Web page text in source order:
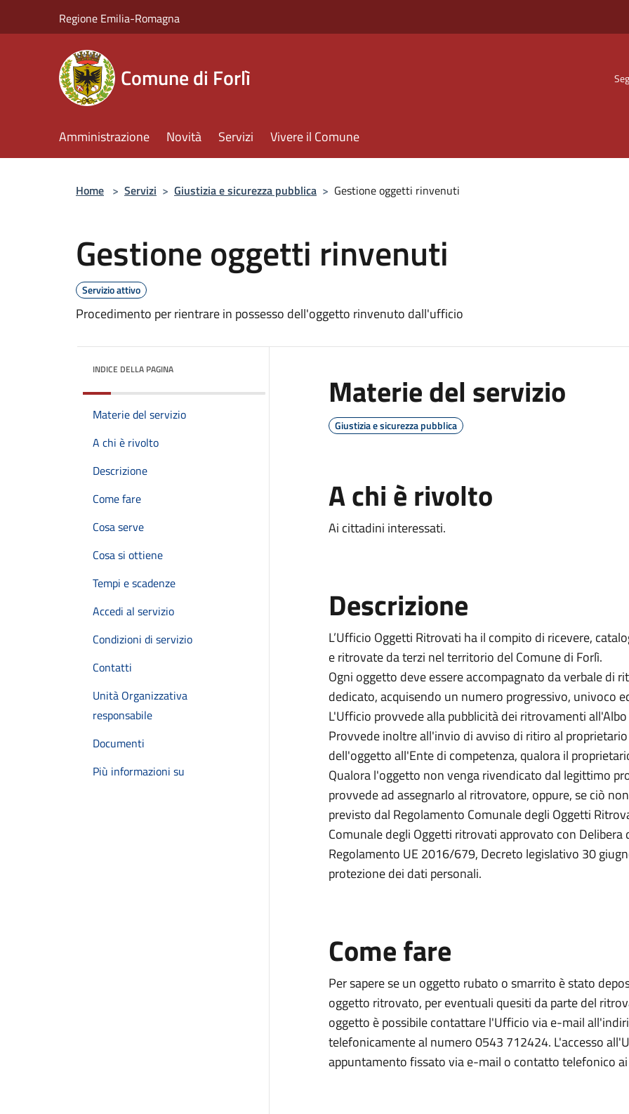
Regione Emilia-Romagna
Comune di Forlì
Amministrazione Novità Servizi Vivere il Comune
Home > Servizi > Giustizia e sicurezza pubblica > Gestione oggetti rinvenuti
Gestione oggetti rinvenuti
Servizio attivo
Procedimento per rientrare in possesso dell'oggetto rinvenuto dall'ufficio
INDICE DELLA PAGINA
Materie del servizio
A chi è rivolto
Descrizione
Come fare
Cosa serve
Cosa si ottiene
Tempi e scadenze
Accedi al servizio
Condizioni di servizio
Contatti
Unità Organizzativa
responsabile
Documenti
Più informazioni su
Materie del servizio
Giustizia e sicurezza pubblica
A chi è rivolto
Ai cittadini interessati.
Descrizione
L’Ufficio Oggetti Ritrovati ha il compito di ricevere,
e ritrovate da terzi nel territorio del Comune di Forlì.
Ogni oggetto deve essere accompagnato da verbale di
dedicato, acquisendo un numero progressivo, univoco
L'Ufficio provvede alla pubblicità dei ritrovamenti
Provvede inoltre all'invio di avviso di ritiro al
dell'oggetto all'Ente di competenza, qualora il
Qualora l'oggetto non venga rivendicato dal legittimo
provvede ad assegnarlo al ritrovatore, oppure, se ciò
previsto dal Regolamento Comunale degli Oggetti
Comunale degli Oggetti ritrovati approvato con
Regolamento UE 2016/679, Decreto legislativo 30
protezione dei dati personali.
Come fare
Per sapere se un oggetto rubato o smarrito è stato
oggetto ritrovato, per eventuali quesiti da parte del
oggetto è possibile contattare l'Ufficio via e-mail
telefonicamente al numero 0543 712424. L'accesso
appuntamento fissato via e-mail o contatto telefonico